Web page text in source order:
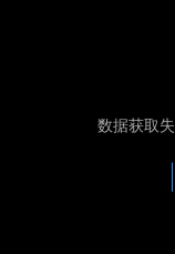
数据获取